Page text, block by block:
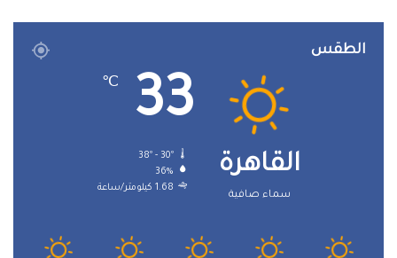
الطقس
القاهرة
سماء صافية
33
℃
38º - 30º
36%
1.68 كيلومتر/ساعة